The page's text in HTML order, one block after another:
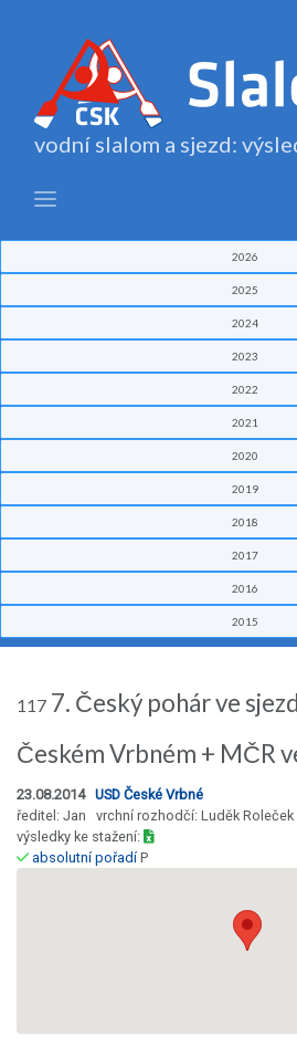
vodní slalom a sjezd:
2026
2025
2024
2023
2022
2021
2020
2019
2018
2017
2016
2015
117 7. Český pohár ve
Českém Vrbném + MČR
23.08.2014 USD České Vrbné
ředitel: Jan vrchní rozhodčí: Luděk Roleček
výsledky ke stažení:
absolutní pořadíP